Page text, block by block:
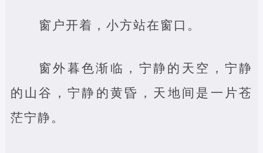
窗户开着，小方站在窗口。
窗外暮色渐临，宁静的天空，宁静
的山谷，宁静的黄昏，天地间是一片苍
茫宁静。